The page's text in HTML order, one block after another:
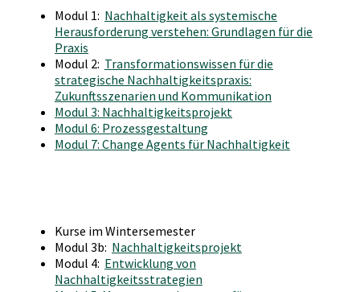
Modul 1: Nachhaltigkeit als systemische
Herausforderung verstehen: Grundlagen für die
Praxis
Modul 2: Transformationswissen für die
strategische Nachhaltigkeitspraxis:
Zukunftsszenarien und Kommunikation
Modul 3: Nachhaltigkeitsprojekt
Modul 6: Prozessgestaltung
Modul 7: Change Agents für Nachhaltigkeit
Kurse im Wintersemester
Modul 3b: Nachhaltigkeitsprojekt
Modul 4: Entwicklung von
Nachhaltigkeitsstrategien